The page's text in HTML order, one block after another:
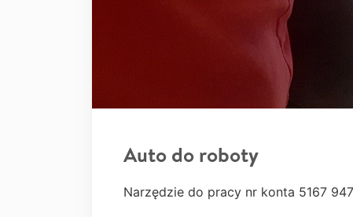
Auto do roboty
Narzędzie do pracy nr konta 5167